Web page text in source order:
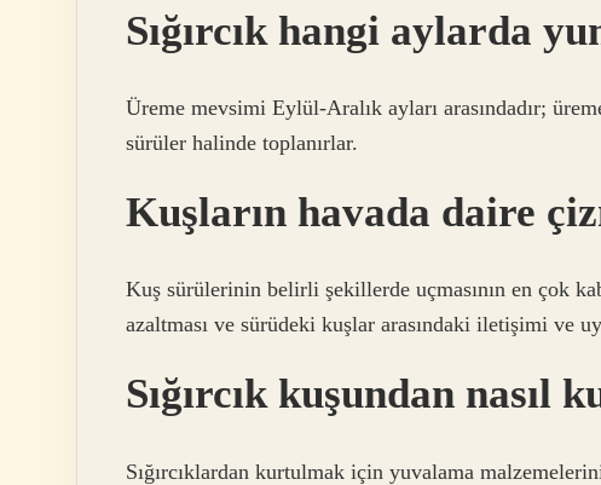
Sığırcık hangi aylarda
Üreme mevsimi Eylül-Aralık ayları arasındadır;
sürüler halinde toplanırlar.
Kuşların havada daire
Kuş sürülerinin belirli şekillerde uçmasının en çok
azaltması ve sürüdeki kuşlar arasındaki iletişimi ve
Sığırcık kuşundan nasıl
Sığırcıklardan kurtulmak için yuvalama